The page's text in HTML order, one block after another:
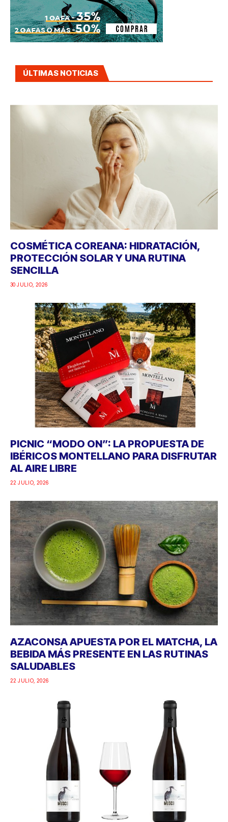
ÚLTIMAS NOTICIAS
COSMÉTICA COREANA: HIDRATACIÓN,
PROTECCIÓN SOLAR Y UNA RUTINA
SENCILLA
30 JULIO, 2026
PICNIC “MODO ON”: LA PROPUESTA DE
IBÉRICOS MONTELLANO PARA DISFRUTAR
AL AIRE LIBRE
22 JULIO, 2026
AZACONSA APUESTA POR EL MATCHA, LA
BEBIDA MÁS PRESENTE EN LAS RUTINAS
SALUDABLES
22 JULIO, 2026